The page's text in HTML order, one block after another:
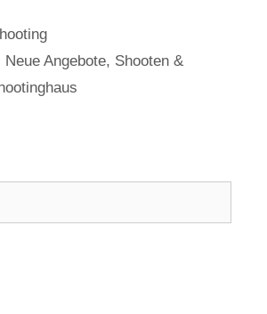
Neue Angebote, Shooten &